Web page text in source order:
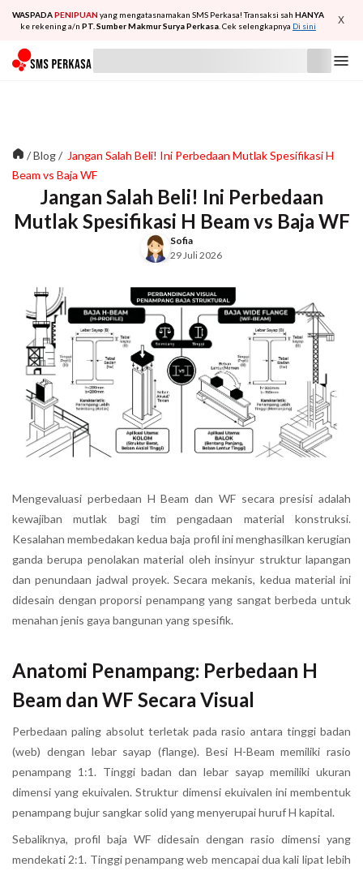
WASPADAPENIPUAN yang mengatasnamakan SMS Perkasa! Transaksi sah HANYA
ke rekening a/n PT. Sumber Makmur Surya Perkasa . Cek selengkapnya Di sini X
/Blog/ Jangan Salah Beli! Ini Perbedaan Mutlak Spesifikasi H
Beam vs Baja WF
Jangan Salah Beli! Ini Perbedaan
Mutlak Spesifikasi H Beam vs Baja WF
Sofia
29 Juli 2026
Mengevaluasi perbedaan H Beam dan WF secara presisi adalah
kewajiban mutlak bagi tim pengadaan material konstruksi.
Kesalahan membedakan kedua baja profil ini menghasilkan kerugian
ganda berupa penolakan material oleh insinyur struktur lapangan
dan penundaan jadwal proyek. Secara mekanis, kedua material ini
didesain dengan proporsi penampang yang sangat berbeda untuk
menahan jenis gaya bangunan yang spesifik.
Anatomi Penampang: Perbedaan H
Beam dan WF Secara Visual
Perbedaan paling absolut terletak pada rasio antara tinggi badan
(web) dengan lebar sayap (flange). Besi H-Beam memiliki rasio
penampang 1:1. Tinggi badan dan lebar sayap memiliki ukuran
dimensi yang ekuivalen. Struktur dimensi ekuivalen ini membentuk
penampang bujur sangkar solid yang menyerupai huruf H kapital.
Sebaliknya, profil baja WF didesain dengan rasio dimensi yang
mendekati 2:1. Tinggi penampang web mencapai dua kali lipat lebih